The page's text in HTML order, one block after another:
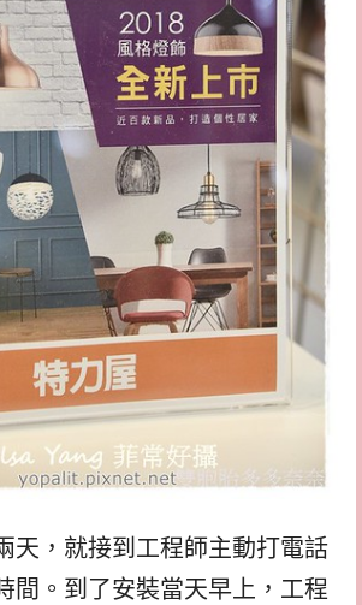
天，就接到工程師主動打電話
間。到了安裝當天早上，工程